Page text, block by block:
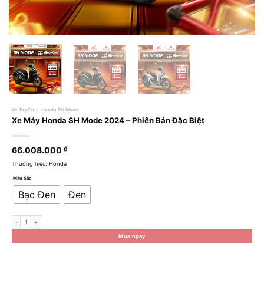
Xe Tay Ga / Honda SH Mode
Xe Máy Honda SH Mode 2024 – Phiên Bản Đặc Biệt
66.008.000 ₫
Thương hiệu: Honda
Màu Sắc
Bạc Đen Đen
Mua ngay